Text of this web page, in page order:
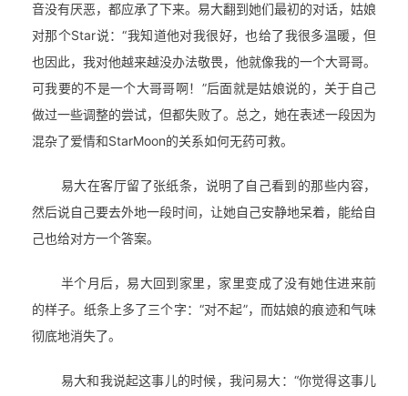
音没有厌恶，都应承了下来。易大翻到她们最初的对话，姑娘
对那个Star说：“我知道他对我很好，也给了我很多温暖，但
也因此，我对他越来越没办法敬畏，他就像我的一个大哥哥。
可我要的不是一个大哥哥啊！”后面就是姑娘说的，关于自己
做过一些调整的尝试，但都失败了。总之，她在表述一段因为
混杂了爱情和StarMoon的关系如何无药可救。
易大在客厅留了张纸条，说明了自己看到的那些内容，
然后说自己要去外地一段时间，让她自己安静地呆着，能给自
己也给对方一个答案。
半个月后，易大回到家里，家里变成了没有她住进来前
的样子。纸条上多了三个字：“对不起”，而姑娘的痕迹和气味
彻底地消失了。
易大和我说起这事儿的时候，我问易大：“你觉得这事儿